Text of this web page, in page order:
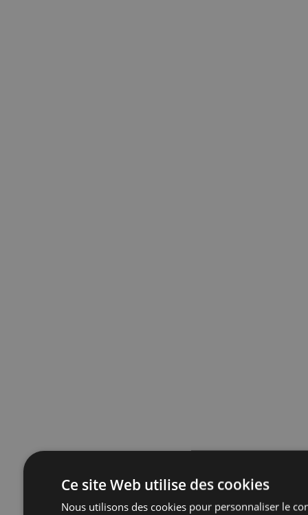
Ce site Web utilise des cookies
Nous utilisons des cookies pour personnaliser le